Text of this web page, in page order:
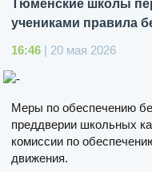
Тюменские школы
учениками правила
16:46 | 20 мая 2026
Меры по обеспечению
преддверии школьных
комиссии по
движения.